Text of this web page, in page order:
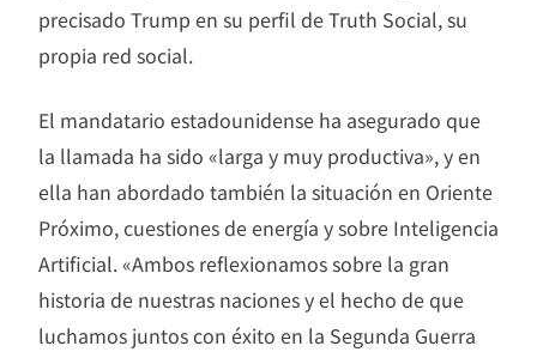
precisado Trump en su perfil de Truth Social, su
propia red social.
El mandatario estadounidense ha asegurado que
la llamada ha sido «larga y muy productiva», y en
ella han abordado también la situación en Oriente
Próximo, cuestiones de energía y sobre Inteligencia
Artificial. «Ambos reflexionamos sobre la gran
historia de nuestras naciones y el hecho de que
luchamos juntos con éxito en la Segunda Guerra